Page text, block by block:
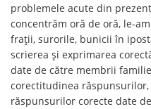
problemele acute din
concentrăm oră de oră, le-
frații, surorile, bunicii în
scrierea și exprimarea
date de către membrii
corectitudinea
răspunsurilor corecte date